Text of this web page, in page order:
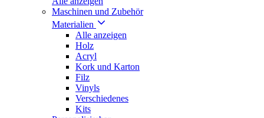
Maschinen und Zubehör
Materialien
Alle anzeigen
Holz
Acryl
Kork und Karton
Filz
Vinyls
Verschiedenes
Kits